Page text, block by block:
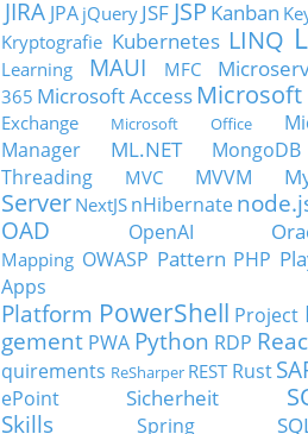
JIRA JPA jQuery JSF JSP Kanban
Kryptografie Kubernetes LINQ
Learning
MAUI MFC
365 Microsoft Access Microsoft
Exchange
Microsoft Office
Manager
ML.NET MongoDB
Threading
MVC MVVM
Server NextJS nHibernate
OAD
OpenAI
Mapping OWASP Pattern PHP
Apps
Platform PowerShell Project
gement PWA Python RDP
quirements ReSharper REST Rust
ePoint
Sicherheit
Skills
Spring